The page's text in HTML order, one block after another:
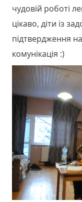
чудовій роботі
цікаво, діти із
підтвердження
комунікація :)